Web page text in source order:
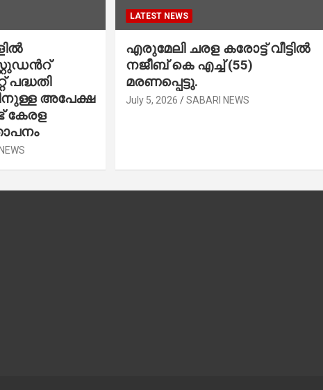
പദ്ധതി
അപേക്ഷ
കേരള
LATEST NEWS
എരുമേലി ചരള കരോട്ട് വീട്ടിൽ
നജീബ് കെ എച്ച് (55)
മരണപ്പെട്ടു.
July 5, 2026 SABARI NEWS